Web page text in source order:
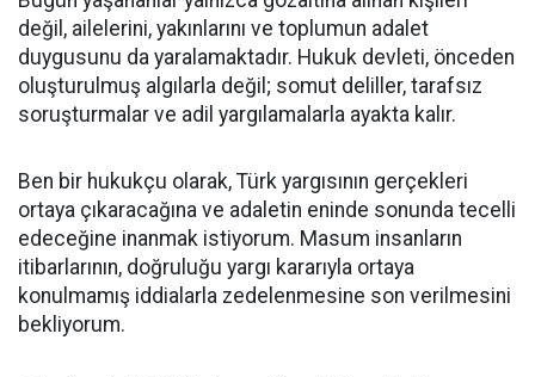
değil, ailelerini, yakınlarını ve toplumun adalet
duygusunu da yaralamaktadır. Hukuk devleti, önceden
oluşturulmuş algılarla değil; somut deliller, tarafsız
soruşturmalar ve adil yargılamalarla ayakta kalır.
Ben bir hukukçu olarak, Türk yargısının gerçekleri
ortaya çıkaracağına ve adaletin eninde sonunda tecelli
edeceğine inanmak istiyorum. Masum insanların
itibarlarının, doğruluğu yargı kararıyla ortaya
konulmamış iddialarla zedelenmesine son verilmesini
bekliyorum.